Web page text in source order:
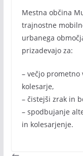
Mestna občina
trajnostne
urbanega
prizadevajo za:
– večjo prometno
kolesarje,
– čistejši zrak in
– spodbujanje
in kolesarjenje.